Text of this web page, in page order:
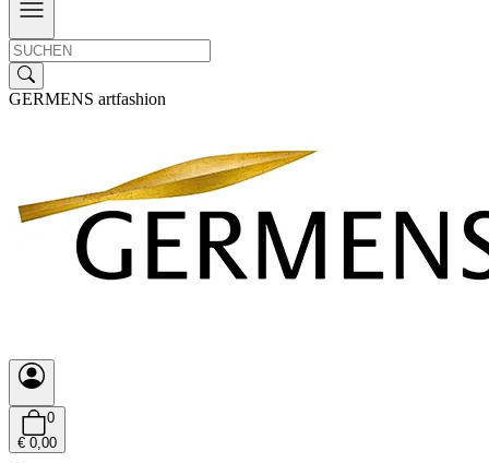
GERMENS artfashion
0
€ 0,00